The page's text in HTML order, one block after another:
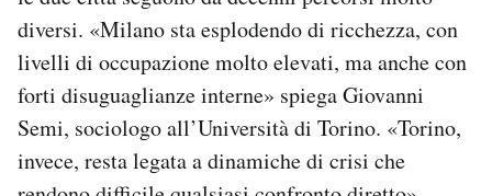
diversi. «Milano sta esplodendo di ricchezza, con
livelli di occupazione molto elevati, ma anche con
forti disuguaglianze interne» spiega Giovanni
Semi, sociologo all’Università di Torino. «Torino,
invece, resta legata a dinamiche di crisi che